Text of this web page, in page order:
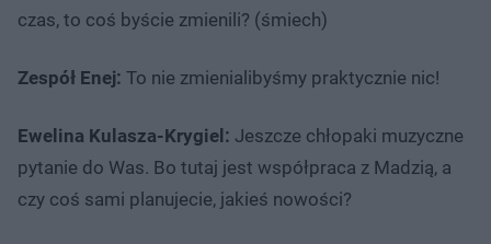
czas, to coś byście zmienili? (śmiech)
Zespół Enej: To nie zmienialibyśmy praktycznie nic!
Ewelina Kulasza-Krygiel: Jeszcze chłopaki muzyczne
pytanie do Was. Bo tutaj jest współpraca z Madzią, a
czy coś sami planujecie, jakieś nowości?